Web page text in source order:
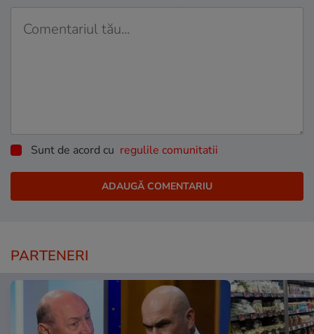
Sunt de acord cu regulile comunitatii
PARTENERI